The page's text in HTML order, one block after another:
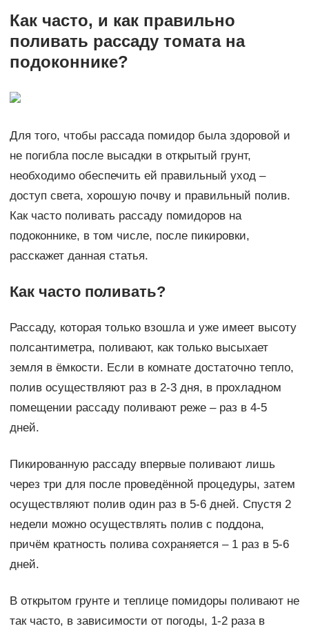
Как часто, и как правильно
поливать рассаду томата на
подоконнике?
Для того, чтобы рассада помидор была здоровой и
не погибла после высадки в открытый грунт,
необходимо обеспечить ей правильный уход –
доступ света, хорошую почву и правильный полив.
Как часто поливать рассаду помидоров на
подоконнике, в том числе, после пикировки,
расскажет данная статья.
Как часто поливать?
Рассаду, которая только взошла и уже имеет высоту
полсантиметра, поливают, как только высыхает
земля в ёмкости. Если в комнате достаточно тепло,
полив осуществляют раз в 2-3 дня, в прохладном
помещении рассаду поливают реже – раз в 4-5
дней.
Пикированную рассаду впервые поливают лишь
через три для после проведённой процедуры, затем
осуществляют полив один раз в 5-6 дней. Спустя 2
недели можно осуществлять полив с поддона,
причём кратность полива сохраняется – 1 раз в 5-6
дней.
В открытом грунте и теплице помидоры поливают не
так часто, в зависимости от погоды, 1-2 раза в